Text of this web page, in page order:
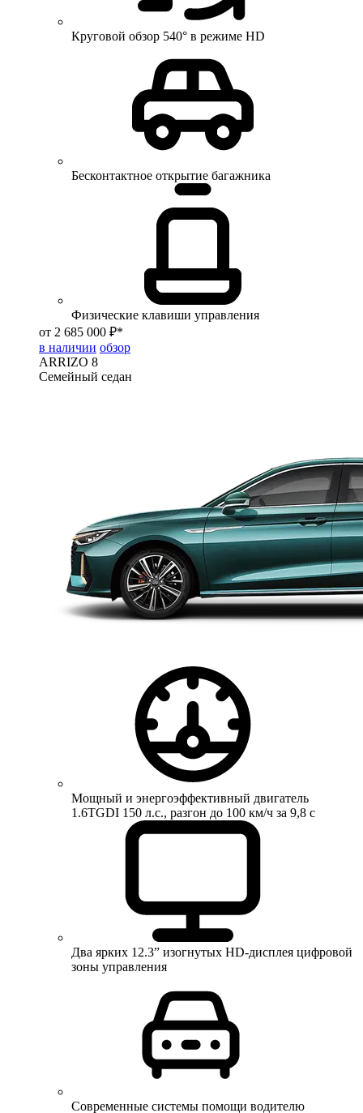
Круговой обзор 540° в режиме HD
Бесконтактное открытие багажника
Физические клавиши управления
от 2 685 000 ₽*
в наличии обзор
ARRIZO 8
Семейный седан
Мощный и энергоэффективный двигатель
1.6TGDI 150 л.с., разгон до 100 км/ч за 9,8 с
Два ярких 12.3” изогнутых HD-дисплея цифровой
зоны управления
Современные системы помощи водителю